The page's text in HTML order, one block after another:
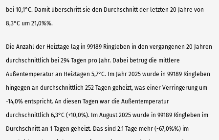
bei 10,1°C. Damit überschritt sie den Durchschnitt der letzten 20 Jahre von
8,3°C um 21,0%%.
Die Anzahl der Heiztage lag in 99189 Ringleben in den vergangenen 20 Jahren
durchschnittlich bei 294 Tagen pro Jahr. Dabei betrug die mittlere
Außentemperatur an Heiztagen 5,7°C. Im Jahr 2025 wurde in 99189 Ringleben
hingegen an durchschnittlich 252 Tagen geheizt, was einer Verringerung um
-14,0% entspricht. An diesen Tagen war die Außentemperatur
durchschnittlich 6,3°C (+10,0%). Im August 2025 wurde in 99189 Ringleben im
Durchschnitt an 1 Tagen geheizt. Das sind 2.1 Tage mehr (-67,0%%) im